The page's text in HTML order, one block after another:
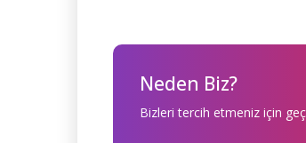
Neden Biz?
Bizleri tercih etmeniz için